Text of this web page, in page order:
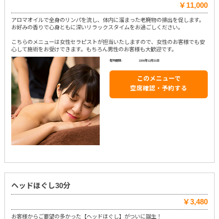
￥11,000
アロマオイルで全身のリンパを流し、体内に溜まった老廃物の排出を促します。
お好みの香りで心身ともに深いリラックスタイムをお過ごしください。
こちらのメニューは女性セラピストが担当いたしますので、女性のお客様でも安
心して施術をお受けできます。もちろん男性のお客様も大歓迎です。
有効期限: 2200年12月31日
このメニューで
空席確認・予約する
ヘッドほぐし30分
￥3,480
お客様からご要望の多かった【ヘッドほぐし】がついに誕生！